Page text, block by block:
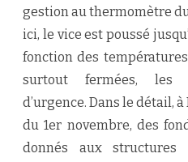
gestion au thermomètre
ici, le vice est poussé
fonction des
surtout fermées, les
d’urgence. Dans le détail,
du 1er novembre, des
donnés aux structures